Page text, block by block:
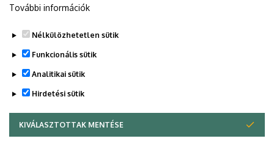
További információk
Nélkülözhetetlen sütik
Funkcionális sütik
Analitikai sütik
Hirdetési sütik
KIVÁLASZTOTTAK MENTÉSE
WITHDRAW CONSENT